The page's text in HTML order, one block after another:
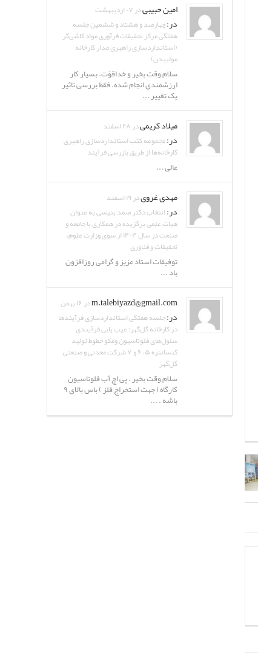
امین حبیبیدر ۰۷ اردیبهشت
در:چهارصد و هشتاد و ششمین جلسه
هفتگی مرکز تحقیقات فرآوری مواد کاشی‌گر
(استانداردسازی راهبری مدار کارخانه
مولیبدن)
سلام وقت بخیر و خداقوّت. بسیار کار
ارزشمندی انجام شده. فقط بررسی تاثیر
یک تغییر ...
میلاد کریمیدر ۲۸ اسفند
در:مجموعه کتب استانداردسازی راهبری
کارخانه‌ها از طریق بازرسی فرآیند
عالی ...
مهدی غرویدر ۱۹ اسفند
در:انتخاب دکتر صمد بنیسی به عنوان
هیات علمی برگزیده در همکاری با جامعه و
صنعت در سال ۱۴۰۴ از سوی وزارت علوم،
تحقیقات و فناوری
توفیقات استاد عزیز و گرامی روزافزون
باد ...
m.talebiyazd@gmail.comدر ۱۶ بهمن
در:جلسه هفتگی استانداردسازی فرآیندها
در کارخانه گل‌گهر: عیب یابی فرآیندی
سلول‌های فلوتاسیون ومکو خطوط تولید
کنسانتره ۵، ۶ و ۷ شرکت معدنی و صنعتی
گل‌گهر
سلام وقت بخیر . پی اچ آب فلوتاسیون
کارگاه ( جهت استخراج فلز ) باس بالای ۹
باشه . ...